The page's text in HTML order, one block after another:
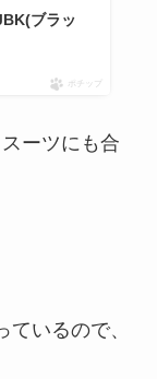
ブラッ
ポチップ
ーツにも合
いるので、